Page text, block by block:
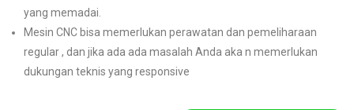
yang memadai.
Mesin CNC bisa memerlukan perawatan dan pemeliharaan
regular , dan jika ada ada masalah Anda aka n memerlukan
dukungan teknis yang responsive